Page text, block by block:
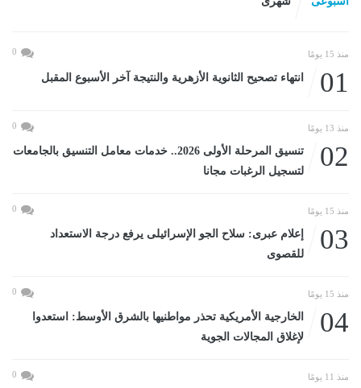
منذ 15 يومًا 0
01 انتهاء تصحيح الثانوية الأزهرية والنتيجة آخر الأسبوع المقبل
منذ 13 يومًا 0
02
تنسيق المرحلة الأولى 2026.. خدمات معامل التنسيق بالجامعات
لتسجيل الرغبات مجانا
منذ 15 يومًا 0
03
إعلام عبرى: سلاح الجو الإسرائيلى يرفع درجة الاستعداد
للقصوى
منذ 15 يومًا 0
04
الخارجية الأمريكية تحذر مواطنيها بالشرق الأوسط: استعدوا
لإغلاق المجالات الجوية
منذ 11 يومًا 0